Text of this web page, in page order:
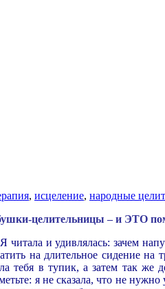
, исцеление, народные
целительницы – и ЭТО
и удивлялась: зачем
на длительное сидение на
в тупик, а затем так же
я не сказала, что не